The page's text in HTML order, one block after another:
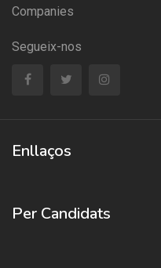
Companies
Segueix-nos
Enllaços
Per Candidats